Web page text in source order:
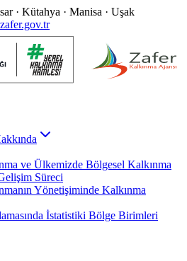
· Kütahya · Manisa · Uşak
ve Ülkemizde Bölgesel Kalkınma
Süreci
Yönetişiminde Kalkınma
İstatistiki Bölge Birimleri